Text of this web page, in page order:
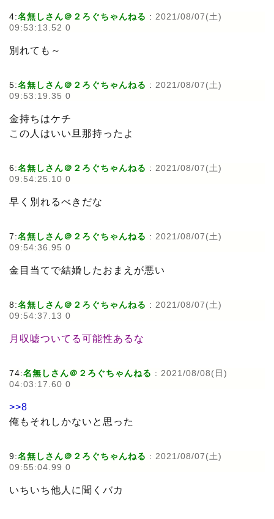
4:名無しさん＠２ろぐちゃんねる : 2021/08/07(土)
09:53:13.52 0
別れても～
5:名無しさん＠２ろぐちゃんねる : 2021/08/07(土)
09:53:19.35 0
金持ちはケチ
この人はいい旦那持ったよ
6:名無しさん＠２ろぐちゃんねる : 2021/08/07(土)
09:54:25.10 0
早く別れるべきだな
7:名無しさん＠２ろぐちゃんねる : 2021/08/07(土)
09:54:36.95 0
金目当てで結婚したおまえが悪い
8:名無しさん＠２ろぐちゃんねる : 2021/08/07(土)
09:54:37.13 0
月収嘘ついてる可能性あるな
74:名無しさん＠２ろぐちゃんねる : 2021/08/08(日)
04:03:17.60 0
>>8
俺もそれしかないと思った
9:名無しさん＠２ろぐちゃんねる : 2021/08/07(土)
09:55:04.99 0
いちいち他人に聞くバカ